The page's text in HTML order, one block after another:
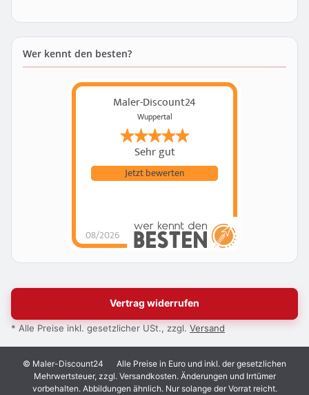
Wer kennt den besten?
Maler-Discount24
Wuppertal
Sehr gut
08/2026
Jetzt bewerten
Vertrag widerrufen
* Alle Preise inkl. gesetzlicher USt., zzgl. Versand
© Maler-Discount24
Alle Preise in Euro und inkl. der gesetzlichen
Mehrwertsteuer, zzgl. Versandkosten. Änderungen und Irrtümer
vorbehalten. Abbildungen ähnlich. Nur solange der Vorrat reicht.